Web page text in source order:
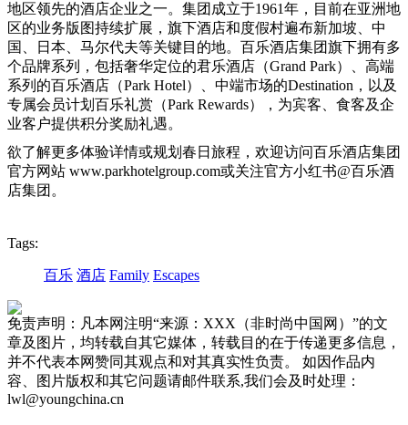
地区领先的酒店企业之一。集团成立于1961年，目前在亚洲地
区的业务版图持续扩展，旗下酒店和度假村遍布新加坡、中
国、日本、马尔代夫等关键目的地。百乐酒店集团旗下拥有多
个品牌系列，包括奢华定位的君乐酒店（Grand Park）、高端
系列的百乐酒店（Park Hotel）、中端市场的Destination，以及
专属会员计划百乐礼赏（Park Rewards），为宾客、食客及企
业客户提供积分奖励礼遇。
欲了解更多体验详情或规划春日旅程，欢迎访问百乐酒店集团
官方网站 www.parkhotelgroup.com或关注官方小红书@百乐酒
店集团。
Tags:
百乐 酒店 Family Escapes
免责声明：凡本网注明“来源：XXX（非时尚中国网）”的文
章及图片，均转载自其它媒体，转载目的在于传递更多信息，
并不代表本网赞同其观点和对其真实性负责。 如因作品内
容、图片版权和其它问题请邮件联系,我们会及时处理：
lwl@youngchina.cn